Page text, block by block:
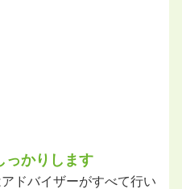
っかりします
ドバイザーがすべて行い